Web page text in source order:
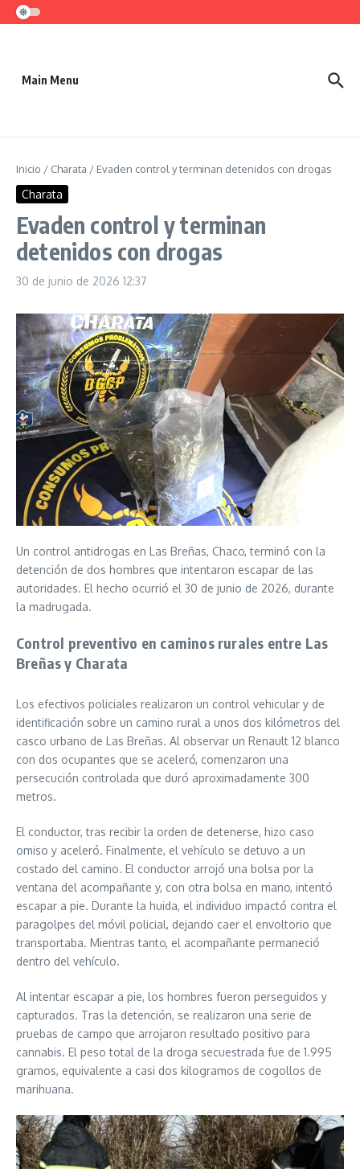
Saltar al contenido
Main Menu
Inicio / Charata / Evaden control y terminan detenidos con drogas
Charata
Evaden control y terminan
detenidos con drogas
30 de junio de 2026 12:37
Un control antidrogas en Las Breñas, Chaco, terminó con la
detención de dos hombres que intentaron escapar de las
autoridades. El hecho ocurrió el 30 de junio de 2026, durante
la madrugada.
Control preventivo en caminos rurales entre Las
Breñas y Charata
Los efectivos policiales realizaron un control vehicular y de
identificación sobre un camino rural a unos dos kilómetros del
casco urbano de Las Breñas. Al observar un Renault 12 blanco
con dos ocupantes que se aceleró, comenzaron una
persecución controlada que duró aproximadamente 300
metros.
El conductor, tras recibir la orden de detenerse, hizo caso
omiso y aceleró. Finalmente, el vehículo se detuvo a un
costado del camino. El conductor arrojó una bolsa por la
ventana del acompañante y, con otra bolsa en mano, intentó
escapar a pie. Durante la huida, el individuo impactó contra el
paragolpes del móvil policial, dejando caer el envoltorio que
transportaba. Mientras tanto, el acompañante permaneció
dentro del vehículo.
Al intentar escapar a pie, los hombres fueron perseguidos y
capturados. Tras la detención, se realizaron una serie de
pruebas de campo que arrojaron resultado positivo para
cannabis. El peso total de la droga secuestrada fue de 1.995
gramos, equivalente a casi dos kilogramos de cogollos de
marihuana.